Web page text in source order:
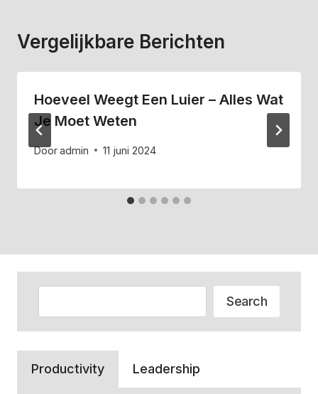
Vergelijkbare Berichten
Hoeveel Weegt Een Luier – Alles Wat
Je Moet Weten
Dooradmin 11 juni 2024
Search
Productivity Leadership